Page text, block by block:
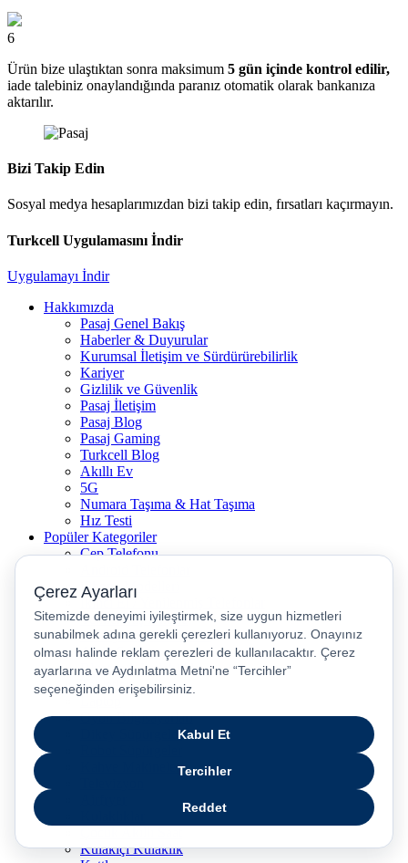
6
Ürün bize ulaştıktan sonra maksimum 5 gün içinde kontrol edilir,
iade talebiniz onaylandığında paranız otomatik olarak bankanıza
aktarılır.
Bizi Takip Edin
Sosyal medya hesaplarımızdan bizi takip edin, fırsatları kaçırmayın.
Turkcell Uygulamasını İndir
Uygulamayı İndir
Hakkımızda
Pasaj Genel Bakış
Haberler & Duyurular
Kurumsal İletişim ve Sürdürürebilirlik
Kariyer
Gizlilik ve Güvenlik
Pasaj İletişim
Pasaj Blog
Pasaj Gaming
Turkcell Blog
Akıllı Ev
5G
Numara Taşıma & Hat Taşıma
Hız Testi
Popüler Kategoriler
Cep Telefonu
iPhone Modelleri
İkinci El / Yenilenmiş Telefonlar
Yenilenmiş iPhone
5G Uyumlu Telefonlar
Akıllı Saatler
Bluetooth Kulaklıklar
Tabletler
Laptop
Oyun Bilgisayarları
Dikey Süpürgeler
Kahve Makineleri
Kulakiçi Kulaklık